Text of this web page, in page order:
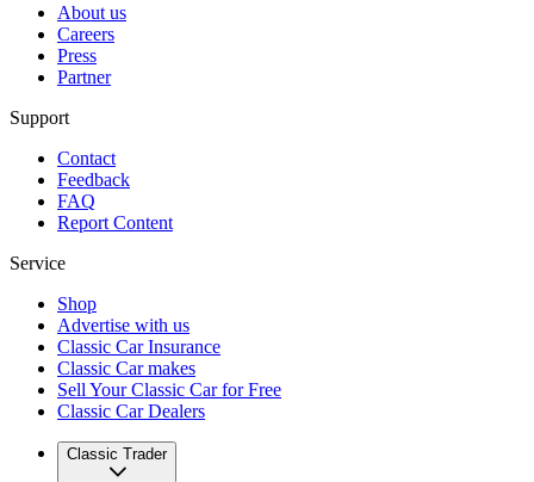
About us
Careers
Press
Partner
Support
Contact
Feedback
FAQ
Report Content
Service
Shop
Advertise with us
Classic Car Insurance
Classic Car makes
Sell Your Classic Car for Free
Classic Car Dealers
Classic Trader